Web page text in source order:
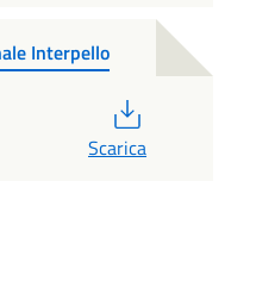
Interpello
Scarica